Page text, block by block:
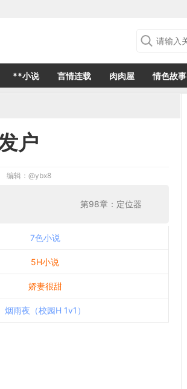
**小说 言情连载 肉肉屋 情色故事
户
编辑： @ybx8
6,366 字 第98章：定位器
7色小说
5H小说
娇妻很甜
烟雨夜（校园H 1v1）